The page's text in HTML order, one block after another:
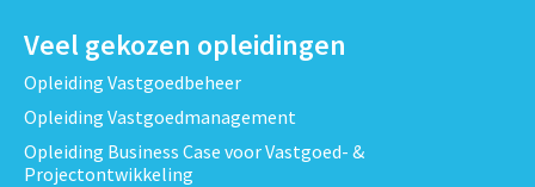
Veel gekozen opleidingen
Opleiding Vastgoedbeheer
Opleiding Vastgoedmanagement
Opleiding Business Case voor Vastgoed- &
Projectontwikkeling